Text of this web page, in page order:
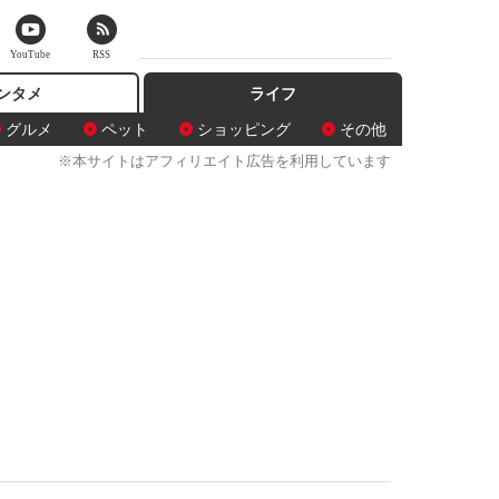
タメ
ライフ
グルメ
ペット ショッピング その他
※本サイトはアフィリエイト広告を利用しています
YouTube RSS